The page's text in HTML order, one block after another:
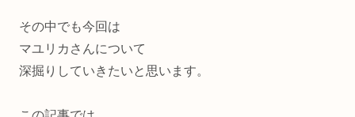
その中でも今回は
マユリカさんについて
深掘りしていきたいと思います。